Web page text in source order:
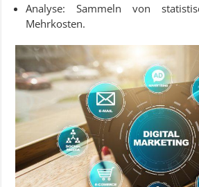
Analyse: Sammeln von
Mehrkosten.